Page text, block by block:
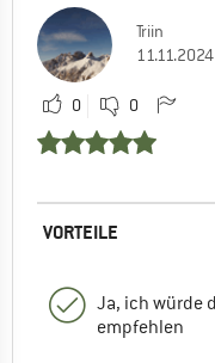
Triin
11.11.2024
0 0
VORTEILE
Ja, ich würde
empfehlen